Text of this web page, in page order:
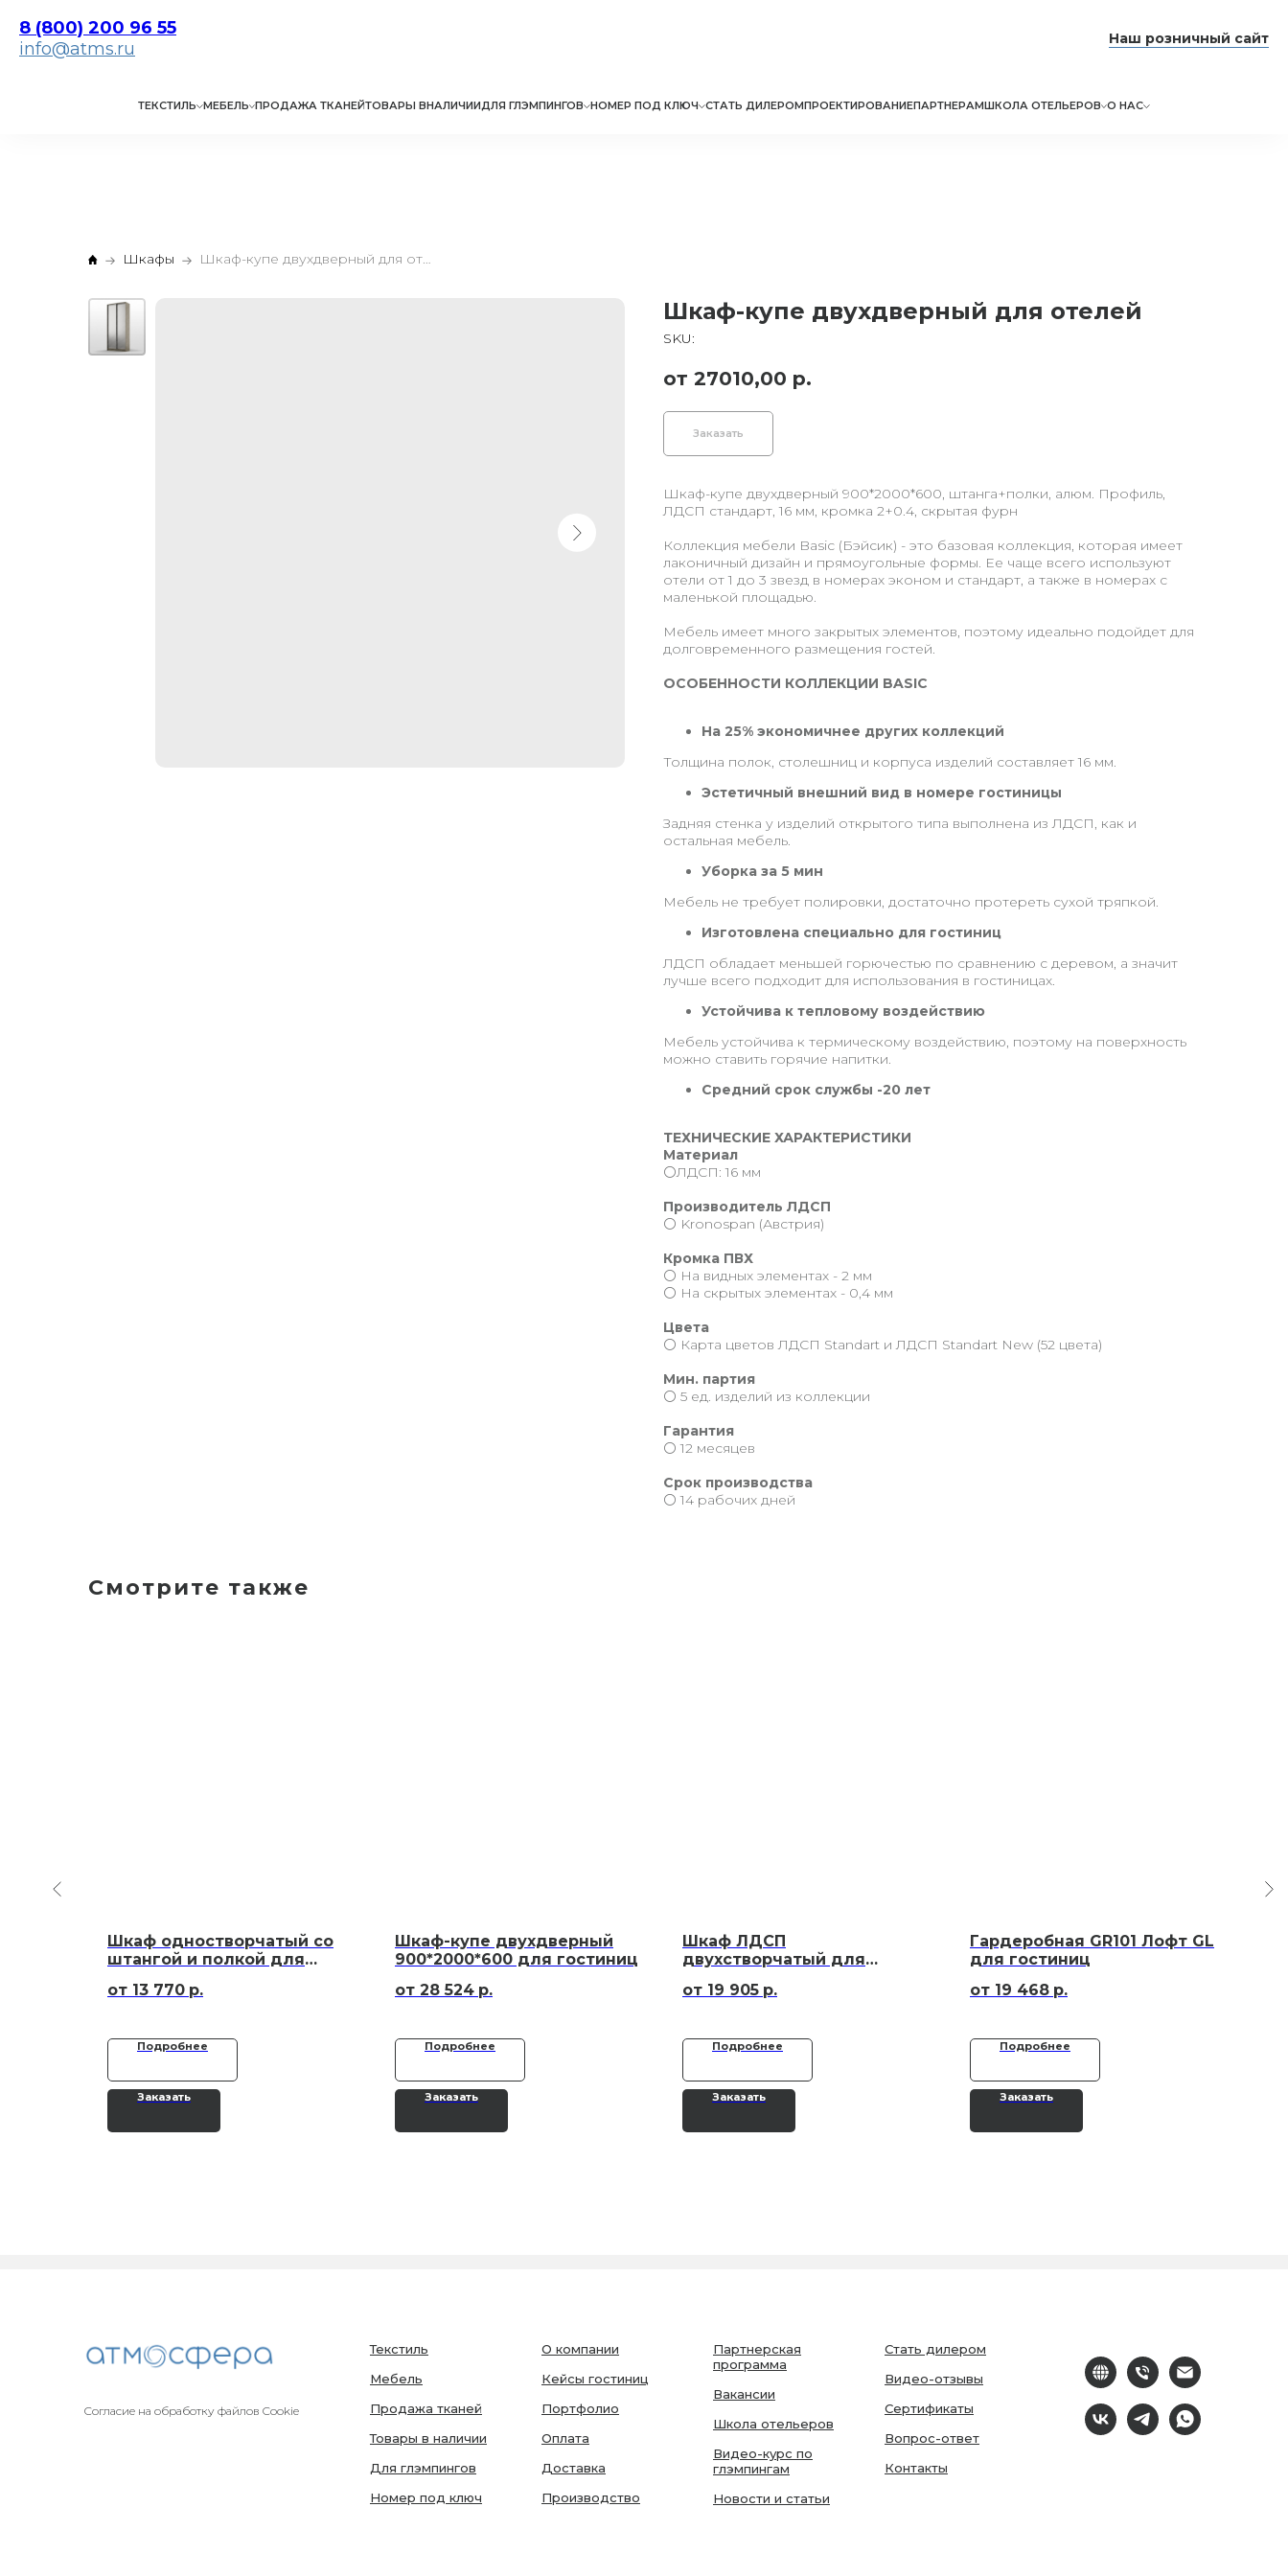
8 (800) 200 96 55
info@atms.ru
Наш розничный сайт
ТЕКСТИЛЬ МЕБЕЛЬ ПРОДАЖА ТКАНЕЙТОВАРЫ ВНАЛИЧИИДЛЯ ГЛЭМПИНГОВ НОМЕР ПОД КЛЮЧ СТАТЬ ДИЛЕРОМПРОЕКТИРОВАНИЕПАРТНЕРАМШКОЛА ОТЕЛЬЕРОВ О НАС
Шкафы Шкаф-купе двухдверный для отелей
Шкаф-купе двухдверный для отелей
SKU:
27010,00 р.
Заказать
Шкаф-купе двухдверный 900*2000*600, штанга+полки, алюм. Профиль,
ЛДСП стандарт, 16 мм, кромка 2+0.4, скрытая фурн
Коллекция мебели Basic (Бэйсик) - это базовая коллекция, которая имеет
лаконичный дизайн и прямоугольные формы. Ее чаще всего используют
отели от 1 до 3 звезд в номерах эконом и стандарт, а также в номерах с
маленькой площадью.
Мебель имеет много закрытых элементов, поэтому идеально подойдет для
долговременного размещения гостей.
ОСОБЕННОСТИ КОЛЛЕКЦИИ BASIC
На 25% экономичнее других коллекций
Толщина полок, столешниц и корпуса изделий составляет 16 мм.
Эстетичный внешний вид в номере гостиницы
Задняя стенка у изделий открытого типа выполнена из ЛДСП, как и
остальная мебель.
Уборка за 5 мин
Мебель не требует полировки, достаточно протереть сухой тряпкой.
Изготовлена специально для гостиниц
ЛДСП обладает меньшей горючестью по сравнению с деревом, а значит
лучше всего подходит для использования в гостиницах.
Устойчива к тепловому воздействию
Мебель устойчива к термическому воздействию, поэтому на поверхность
можно ставить горячие напитки.
Средний срок службы -20 лет
ТЕХНИЧЕСКИЕ ХАРАКТЕРИСТИКИ
Материал
⚪️ЛДСП: 16 мм
Производитель ЛДСП
⚪️ Kronospan (Австрия)
Кромка ПВХ
⚪️ На видных элементах - 2 мм
⚪️ На скрытых элементах - 0,4 мм
Цвета
⚪️ Карта цветов ЛДСП Standart и ЛДСП Standart New (52 цвета)
Мин. партия
⚪️ 5 ед. изделий из коллекции
Гарантия
⚪️ 12 месяцев
Срок производства
⚪️ 14 рабочих дней
Смотрите также
Шкаф одностворчатый со
штангой и полкой для
13 770 р.
Подробнее
Заказать
Шкаф-купе двухдверный
900*2000*600 для гостиниц
28 524 р.
Подробнее
Заказать
Шкаф ЛДСП
двухстворчатый для
19 905 р.
Подробнее
Заказать
Гардеробная GR101 Лофт GL
для гостиниц
19 468 р.
Подробнее
Заказать
Согласие на обработку файлов Cookie
Текстиль
Мебель
Продажа тканей
Товары в наличии
Для глэмпингов
Номер под ключ
О компании
Кейсы гостиниц
Портфолио
Оплата
Доставка
Производство
Партнерская
программа
Вакансии
Школа отельеров
Видео-курс по
глэмпингам
Новости и статьи
Стать дилером
Видео-отзывы
Сертификаты
Вопрос-ответ
Контакты